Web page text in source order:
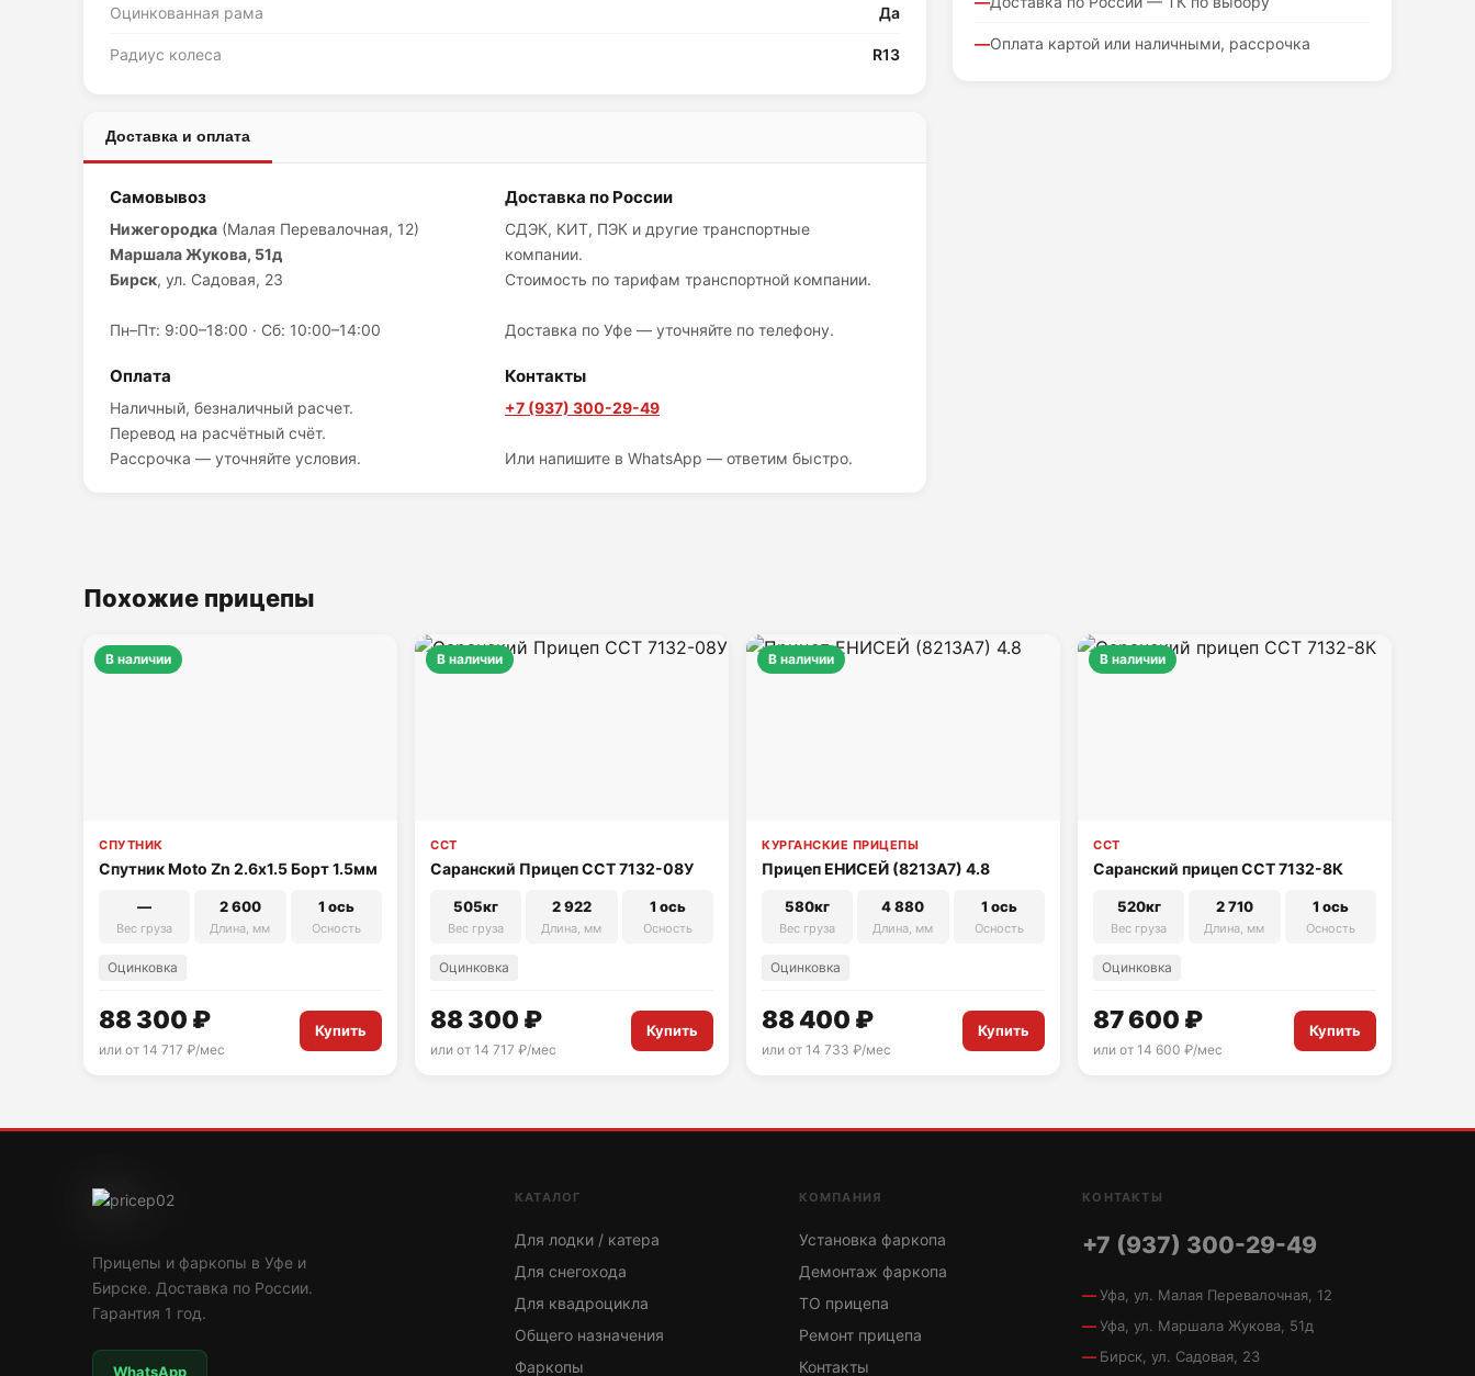
Оцинкованная рама Да
Радиус колеса R13
Доставка и оплата
Самовывоз
Нижегородка (Малая Перевалочная, 12)
Маршала Жукова, 51д
Бирск, ул. Садовая, 23
Пн–Пт: 9:00–18:00 · Сб: 10:00–14:00
Доставка по России
СДЭК, КИТ, ПЭК и другие транспортные
компании.
Стоимость по тарифам транспортной компании.
Доставка по Уфе — уточняйте по телефону.
Оплата
Наличный, безналичный расчет.
Перевод на расчётный счёт.
Рассрочка — уточняйте условия.
Контакты
+7 (937) 300-29-49
Или напишите в WhatsApp — ответим быстро.
Оплата картой или наличными, рассрочка
Похожие прицепы
В наличии
СПУТНИК
Спутник Moto Zn 2.6х1.5 Борт 1.5мм
—
Вес груза
2 600
Длина, мм
1 ось
Осность
Оцинковка
88 300 ₽
или от 14 717 ₽/мес
Купить
В наличии
ССТ
Саранский Прицеп ССТ 7132-08У
505кг
Вес груза
2 922
Длина, мм
1 ось
Осность
Оцинковка
88 300 ₽
или от 14 717 ₽/мес
Купить
В наличии
КУРГАНСКИЕ ПРИЦЕПЫ
Прицеп ЕНИСЕЙ (8213A7) 4.8
580кг
Вес груза
4 880
Длина, мм
1 ось
Осность
Оцинковка
88 400 ₽
или от 14 733 ₽/мес
Купить
В наличии
ССТ
Саранский прицеп ССТ 7132-8К
520кг
Вес груза
2 710
Длина, мм
1 ось
Осность
Оцинковка
87 600 ₽
или от 14 600 ₽/мес
Купить
Прицепы и фаркопы в Уфе и
Бирске. Доставка по России.
Гарантия 1 год.
WhatsApp
КАТАЛОГ
Для лодки / катера
Для снегохода
Для квадроцикла
Общего назначения
Фаркопы
КОМПАНИЯ
Установка фаркопа
Демонтаж фаркопа
ТО прицепа
Ремонт прицепа
Контакты
КОНТАКТЫ
+7 (937) 300-29-49
Уфа, ул. Малая Перевалочная, 12
Уфа, ул. Маршала Жукова, 51д
Бирск, ул. Садовая, 23